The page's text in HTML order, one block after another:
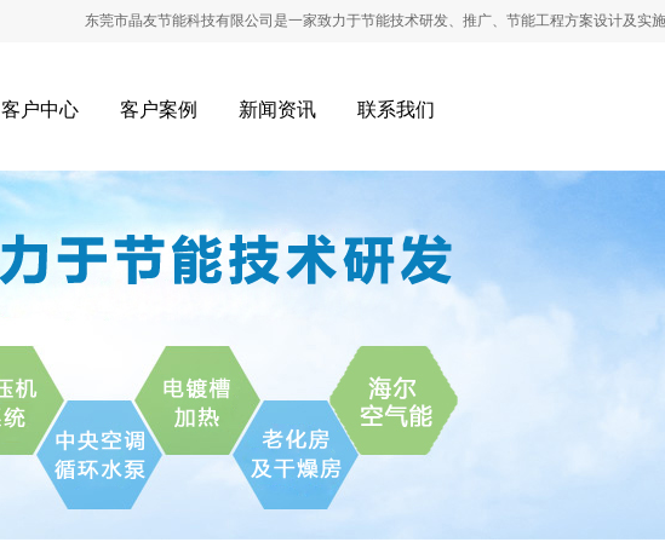
东莞市晶友节能科技有限公司是一家致力于节能技术研发、推广、节能工程方案设计及实施的专
客户中心 客户案例 新闻资讯 联系我们